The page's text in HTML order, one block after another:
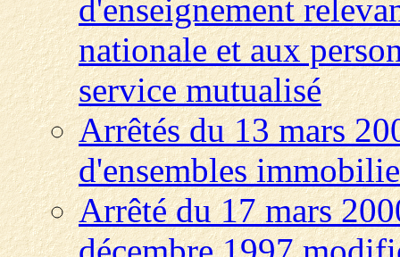
d'enseignement
nationale et aux
service mutualisé
Arrêtés du 13 mars
d'ensembles
Arrêté du 17 mars